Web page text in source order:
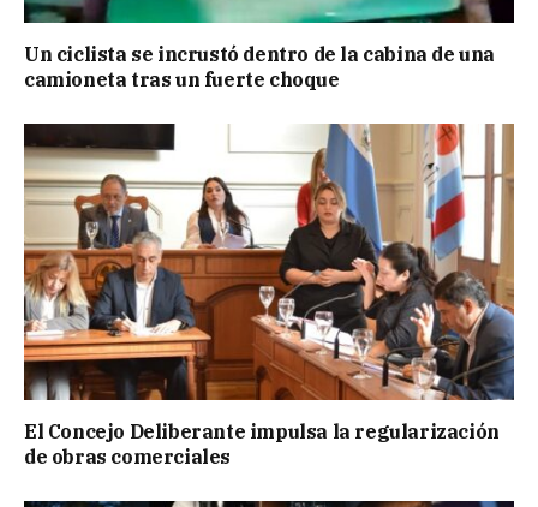
Un ciclista se incrustó dentro de la cabina de una
camioneta tras un fuerte choque
El Concejo Deliberante impulsa la regularización
de obras comerciales